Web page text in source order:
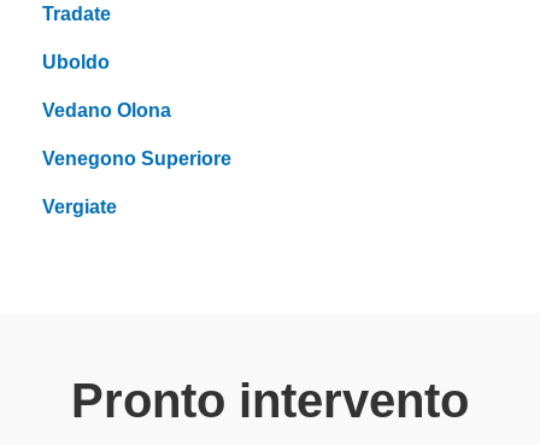
Tradate
Uboldo
Vedano Olona
Venegono Superiore
Vergiate
Pronto intervento